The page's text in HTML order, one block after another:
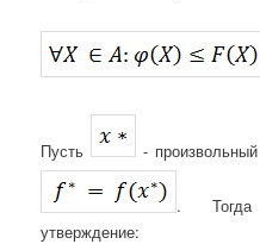
Пусть -
. Тогда
утверждение: